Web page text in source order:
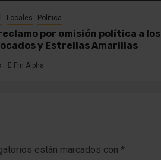
Locales Política
por omisión política a los
y Estrellas Amarillas
Fm Alpha
están marcados con *